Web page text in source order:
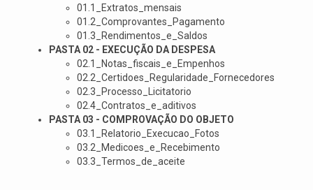
01.1_Extratos_mensais
01.2_Comprovantes_Pagamento
01.3_Rendimentos_e_Saldos
PASTA 02 - EXECUÇÃO DA DESPESA
02.1_Notas_fiscais_e_Empenhos
02.2_Certidoes_Regularidade_Fornecedores
02.3_Processo_Licitatorio
02.4_Contratos_e_aditivos
PASTA 03 - COMPROVAÇÃO DO OBJETO
03.1_Relatorio_Execucao_Fotos
03.2_Medicoes_e_Recebimento
03.3_Termos_de_aceite